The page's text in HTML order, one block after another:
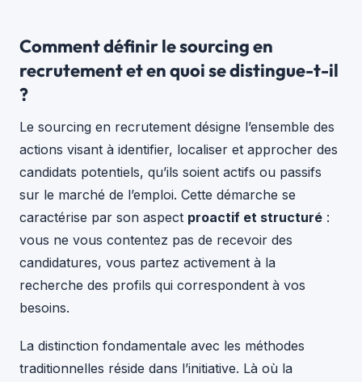
Comment définir le sourcing en
recrutement et en quoi se distingue-t-il
?
Le sourcing en recrutement désigne l’ensemble des
actions visant à identifier, localiser et approcher des
candidats potentiels, qu’ils soient actifs ou passifs
sur le marché de l’emploi. Cette démarche se
caractérise par son aspect proactif et structuré :
vous ne vous contentez pas de recevoir des
candidatures, vous partez activement à la
recherche des profils qui correspondent à vos
besoins.
La distinction fondamentale avec les méthodes
traditionnelles réside dans l’initiative. Là où la